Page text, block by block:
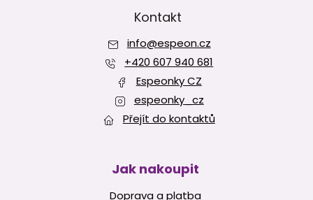
p
i
s
u
Kontakt
info@espeon.cz
+420 607 940 681
Espeonky CZ
espeonky_cz
Přejít do kontaktů
Jak nakoupit
Doprava a platba